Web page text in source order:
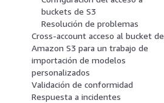
buckets de S3
Resolución de problemas
Cross-account acceso al bucket de
Amazon S3 para un trabajo de
importación de modelos
personalizados
Validación de conformidad
Respuesta a incidentes